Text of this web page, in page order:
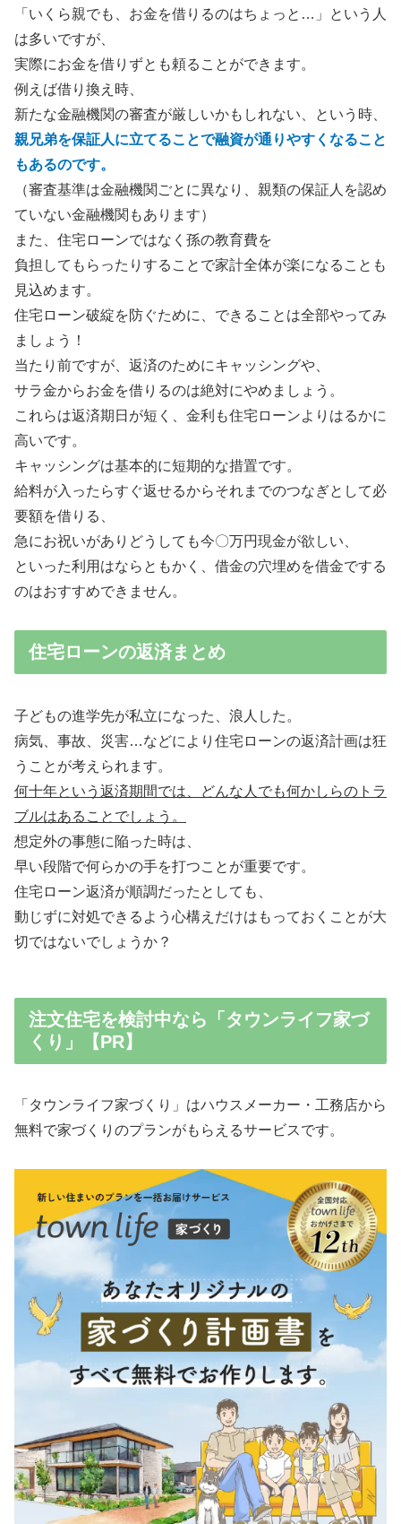
「いくら親でも、お金を借りるのはちょっと…」という人
は多いですが、
実際にお金を借りずとも頼ることができます。
例えば借り換え時、
新たな金融機関の審査が厳しいかもしれない、という時、
親兄弟を保証人に立てることで融資が通りやすくなること
もあるのです。
（審査基準は金融機関ごとに異なり、親類の保証人を認め
ていない金融機関もあります）
また、住宅ローンではなく孫の教育費を
負担してもらったりすることで家計全体が楽になることも
見込めます。
住宅ローン破綻を防ぐために、できることは全部やってみ
ましょう！
当たり前ですが、返済のためにキャッシングや、
サラ金からお金を借りるのは絶対にやめましょう。
これらは返済期日が短く、金利も住宅ローンよりはるかに
高いです。
キャッシングは基本的に短期的な措置です。
給料が入ったらすぐ返せるからそれまでのつなぎとして必
要額を借りる、
急にお祝いがありどうしても今〇万円現金が欲しい、
といった利用はならともかく、借金の穴埋めを借金でする
のはおすすめできません。
住宅ローンの返済まとめ
子どもの進学先が私立になった、浪人した。
病気、事故、災害…などにより住宅ローンの返済計画は狂
うことが考えられます。
何十年という返済期間では、どんな人でも何かしらのトラ
ブルはあることでしょう。
想定外の事態に陥った時は、
早い段階で何らかの手を打つことが重要です。
住宅ローン返済が順調だったとしても、
動じずに対処できるよう心構えだけはもっておくことが大
切ではないでしょうか？
注文住宅を検討中なら「タウンライフ家づ
くり」【PR】
「タウンライフ家づくり」はハウスメーカー・工務店から
無料で家づくりのプランがもらえるサービスです。